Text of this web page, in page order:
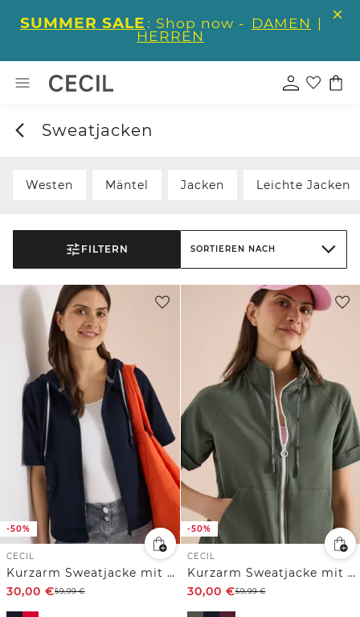
SUMMER SALE : Shop now - DAMEN |
HERREN
Sweatjacken
Westen Mäntel Jacken Leichte Jacken
FILTERN SORTIEREN NACH
-50%
CECIL
Kurzarm Sweatjacke mit Kapuze
30,00 €59,99€
-50%
CECIL
Kurzarm Sweatjacke mit Zipper
30,00 €59,99€